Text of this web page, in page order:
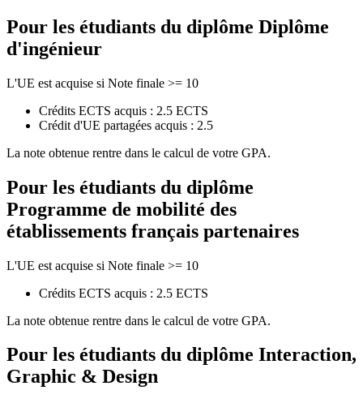
Pour les étudiants du diplôme Diplôme
d'ingénieur
L'UE est acquise si Note finale >= 10
Crédits ECTS acquis : 2.5 ECTS
Crédit d'UE partagées acquis : 2.5
La note obtenue rentre dans le calcul de votre GPA.
Pour les étudiants du diplôme
Programme de mobilité des
établissements français partenaires
L'UE est acquise si Note finale >= 10
Crédits ECTS acquis : 2.5 ECTS
La note obtenue rentre dans le calcul de votre GPA.
Pour les étudiants du diplôme Interaction,
Graphic & Design